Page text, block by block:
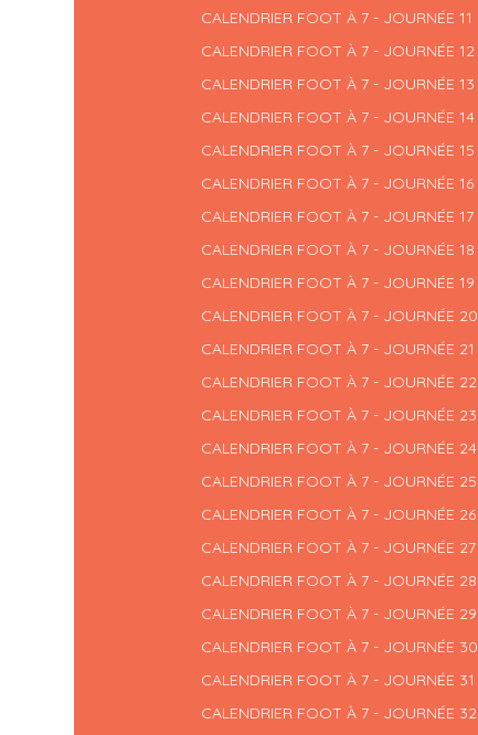
CALENDRIER FOOT À 7 - JOURNÉE 11
CALENDRIER FOOT À 7 - JOURNÉE 12
CALENDRIER FOOT À 7 - JOURNÉE 13
CALENDRIER FOOT À 7 - JOURNÉE 14
CALENDRIER FOOT À 7 - JOURNÉE 15
CALENDRIER FOOT À 7 - JOURNÉE 16
CALENDRIER FOOT À 7 - JOURNÉE 17
CALENDRIER FOOT À 7 - JOURNÉE 18
CALENDRIER FOOT À 7 - JOURNÉE 19
CALENDRIER FOOT À 7 - JOURNÉE 20
CALENDRIER FOOT À 7 - JOURNÉE 21
CALENDRIER FOOT À 7 - JOURNÉE 22
CALENDRIER FOOT À 7 - JOURNÉE 23
CALENDRIER FOOT À 7 - JOURNÉE 24
CALENDRIER FOOT À 7 - JOURNÉE 25
CALENDRIER FOOT À 7 - JOURNÉE 26
CALENDRIER FOOT À 7 - JOURNÉE 27
CALENDRIER FOOT À 7 - JOURNÉE 28
CALENDRIER FOOT À 7 - JOURNÉE 29
CALENDRIER FOOT À 7 - JOURNÉE 30
CALENDRIER FOOT À 7 - JOURNÉE 31
CALENDRIER FOOT À 7 - JOURNÉE 32